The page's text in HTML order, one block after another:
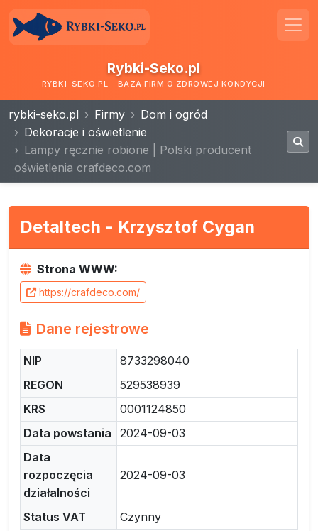
Rybki-Seko.pl
RYBKI-SEKO.PL - BAZA FIRM O ZDROWEJ KONDYCJI
rybki-seko.pl Firmy
Dom i ogród
Dekoracje i oświetlenie
Lampy ręcznie robione | Polski producent
oświetlenia crafdeco.com
Detaltech - Krzysztof Cygan
Strona WWW:
https://crafdeco.com/
Dane rejestrowe
NIP
8733298040
REGON
529538939
KRS
0001124850
Data powstania
2024-09-03
Data
rozpoczęcia
działalności
2024-09-03
Status VAT Czynny